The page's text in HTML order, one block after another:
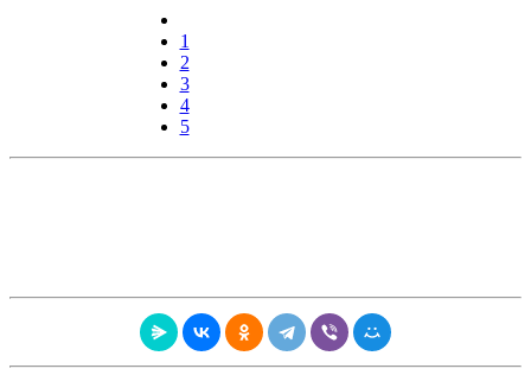
1
2
3
4
5